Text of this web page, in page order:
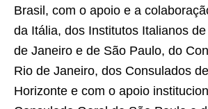
Brasil, com o apoio e a
da Itália, dos Institutos Italianos
de Janeiro e de São Paulo, do
Rio de Janeiro, dos Consulados
Horizonte e com o apoio